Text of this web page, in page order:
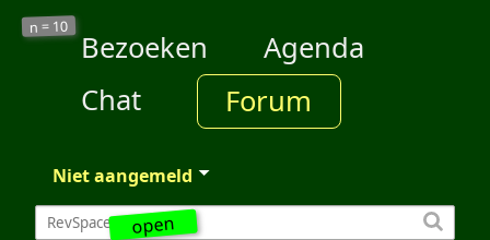
open
n = 10
Bezoeken
Agenda
Chat
Forum
Niet aangemeld